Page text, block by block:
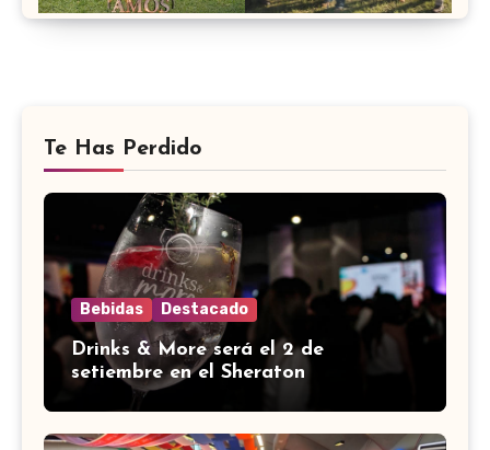
Te Has Perdido
Bebidas Destacado
Drinks & More será el 2 de
setiembre en el Sheraton